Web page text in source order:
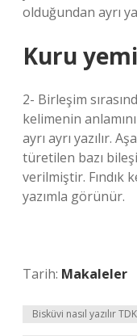
olduğundan ayrı
Kuru
2- Birleşim
kelimenin
ayrı ayrı yazılır.
türetilen bazı
verilmiştir. Fındık
yazımla görünür.
Tarih: Makaleler
Bisküvi nasıl yazılır TDK